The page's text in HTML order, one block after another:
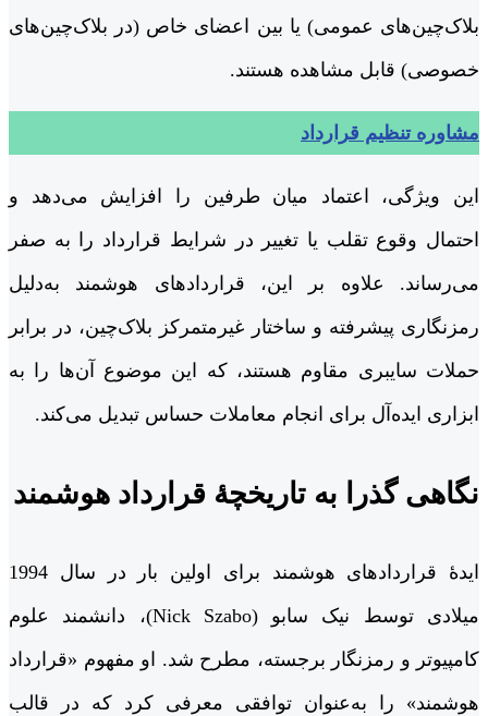
بلاک‌چین‌های عمومی) یا بین اعضای خاص (در بلاک‌چین‌های
خصوصی) قابل مشاهده هستند.
مشاوره تنظیم قرارداد
این ویژگی، اعتماد میان طرفین را افزایش می‌دهد و
احتمال وقوع تقلب یا تغییر در شرایط قرارداد را به صفر
می‌رساند. علاوه بر این، قراردادهای هوشمند به‌دلیل
رمزنگاری پیشرفته و ساختار غیرمتمرکز بلاک‌چین، در برابر
حملات سایبری مقاوم هستند، که این موضوع آن‌ها را به
ابزاری ایده‌آل برای انجام معاملات حساس تبدیل می‌کند.
نگاهی گذرا به تاریخچۀ قرارداد هوشمند
ایدۀ قراردادهای هوشمند برای اولین بار در سال 1994
میلادی توسط نیک سابو (Nick Szabo)، دانشمند علوم
کامپیوتر و رمزنگار برجسته، مطرح شد. او مفهوم «قرارداد
هوشمند» را به‌عنوان توافقی معرفی کرد که در قالب